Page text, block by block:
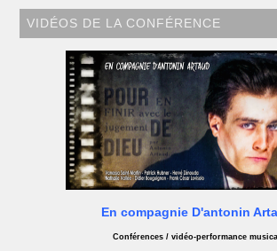
VIDÉOS DE LA CONFÉRENCE
En compagnie D'antonin
Conférences / vidéo-performance